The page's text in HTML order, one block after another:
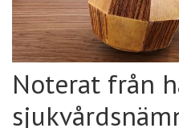
Noterat från